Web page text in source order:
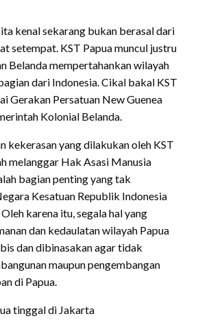
kenal sekarang bukan berasal dari
setempat. KST Papua muncul justru
Belanda mempertahankan wilayah
dari Indonesia. Cikal bakal KST
Gerakan Persatuan New Guenea
Kolonial Belanda.
kekerasan yang dilakukan oleh KST
melanggar Hak Asasi Manusia
bagian penting yang tak
Kesatuan Republik Indonesia
karena itu, segala hal yang
dan kedaulatan wilayah Papua
dan dibinasakan agar tidak
maupun pengembangan
di Papua.
tinggal di Jakarta